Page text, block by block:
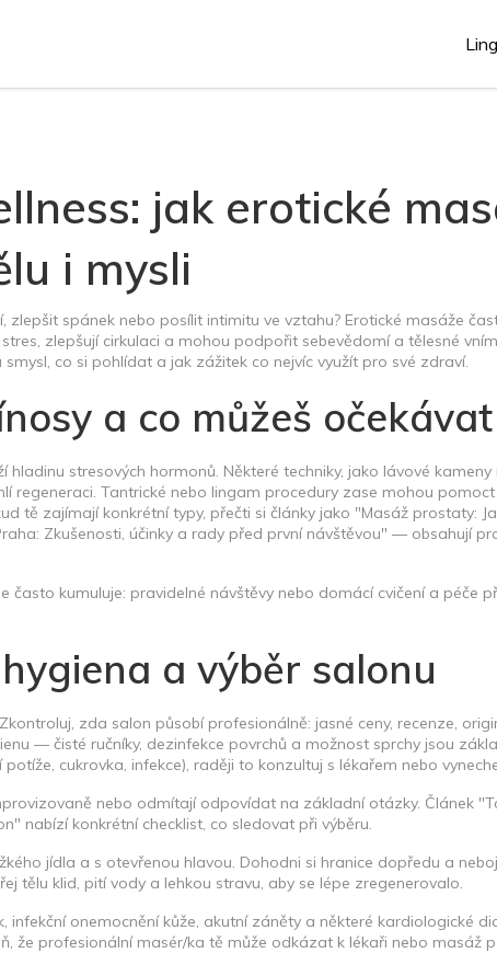
jak erotické
i mysli
zlepšit spánek nebo posílit intimitu ve vztahu? Erotické masáže
zlepšují cirkulaci a mohou podpořit sebevědomí a tělesné
co si pohlídat a jak zážitek co nejvíc využít pro své zdraví.
a co můžeš očekávat
hladinu stresových hormonů. Některé techniky, jako lávové
regeneraci. Tantrické nebo lingam procedury zase mohou
tě zajímají konkrétní typy, přečti si články jako "Masáž prostaty:
Zkušenosti, účinky a rady před první návštěvou" — obsahují
často kumuluje: pravidelné návštěvy nebo domácí cvičení a péče
a výběr salonu
zda salon působí profesionálně: jasné ceny, recenze,
— čisté ručníky, dezinfekce povrchů a možnost sprchy jsou
cukrovka, infekce), raději to konzultuj s lékařem nebo
nebo odmítají odpovídat na základní otázky. Článek
nabízí konkrétní checklist, co sledovat při výběru.
jídla a s otevřenou hlavou. Dohodni si hranice dopředu a
tělu klid, pití vody a lehkou stravu, aby se lépe zregenerovalo.
infekční onemocnění kůže, akutní záněty a některé kardiologické
že profesionální masér/ka tě může odkázat k lékaři nebo masáž